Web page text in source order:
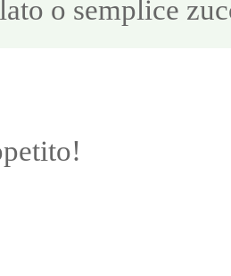
o semplice